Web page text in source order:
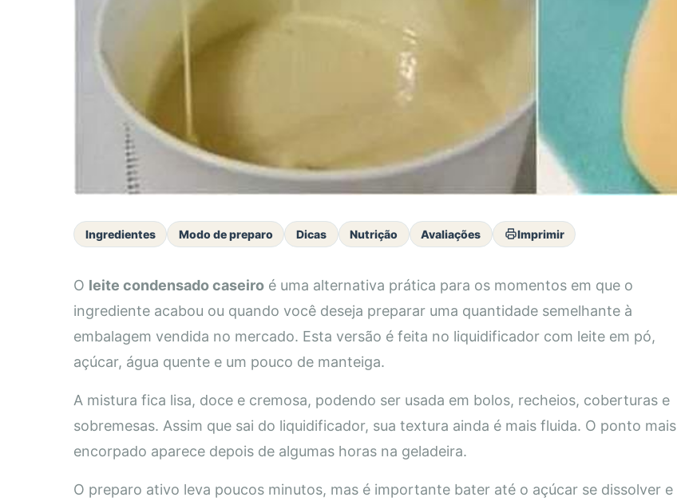
Ingredientes Modo de preparo Dicas Nutrição Avaliações Imprimir
O leite condensado caseiro é uma alternativa prática para os momentos em que o
ingrediente acabou ou quando você deseja preparar uma quantidade semelhante à
embalagem vendida no mercado. Esta versão é feita no liquidificador com leite em pó,
açúcar, água quente e um pouco de manteiga.
A mistura fica lisa, doce e cremosa, podendo ser usada em bolos, recheios, coberturas e
sobremesas. Assim que sai do liquidificador, sua textura ainda é mais fluida. O ponto mais
encorpado aparece depois de algumas horas na geladeira.
O preparo ativo leva poucos minutos, mas é importante bater até o açúcar se dissolver e